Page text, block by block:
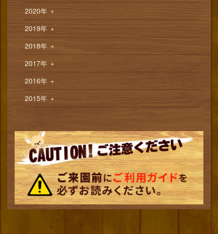
2020年 ＋
2019年 ＋
2018年 ＋
2017年 ＋
2016年 ＋
2015年 ＋